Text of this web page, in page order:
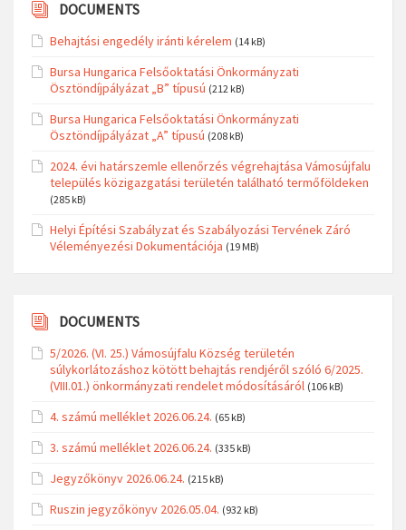
DOCUMENTS
Behajtási engedély iránti kérelem (14 kB)
Bursa Hungarica Felsőoktatási Önkormányzati
Ösztöndíjpályázat „B” típusú (212 kB)
Bursa Hungarica Felsőoktatási Önkormányzati
Ösztöndíjpályázat „A” típusú (208 kB)
2024. évi határszemle ellenőrzés végrehajtása Vámosújfalu
település közigazgatási területén található termőföldeken
(285 kB)
Helyi Építési Szabályzat és Szabályozási Tervének Záró
Véleményezési Dokumentációja (19 MB)
DOCUMENTS
5/2026. (VI. 25.) Vámosújfalu Község területén
súlykorlátozáshoz kötött behajtás rendjéről szóló 6/2025.
(VIII.01.) önkormányzati rendelet módosításáról (106 kB)
4. számú melléklet 2026.06.24. (65 kB)
3. számú melléklet 2026.06.24. (335 kB)
Jegyzőkönyv 2026.06.24. (215 kB)
Ruszin jegyzőkönyv 2026.05.04. (932 kB)